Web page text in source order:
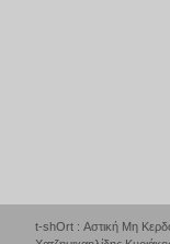
t-shOrt : Αστική Μη